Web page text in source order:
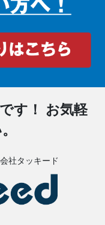
です！
お気軽
社タッキード